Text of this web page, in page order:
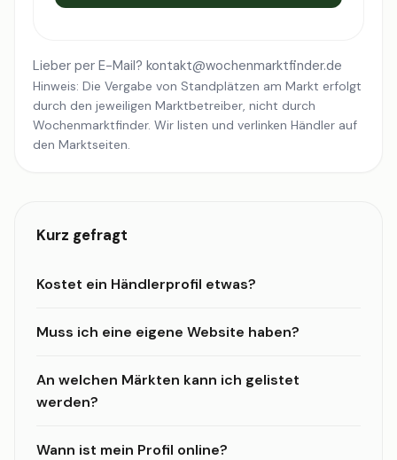
Lieber per E-Mail? kontakt@wochenmarktfinder.de
Hinweis: Die Vergabe von Standplätzen am Markt erfolgt
durch den jeweiligen Marktbetreiber, nicht durch
Wochenmarktfinder. Wir listen und verlinken Händler auf
den Marktseiten.
Kurz gefragt
Kostet ein Händlerprofil etwas?
Muss ich eine eigene Website haben?
An welchen Märkten kann ich gelistet
werden?
Wann ist mein Profil online?